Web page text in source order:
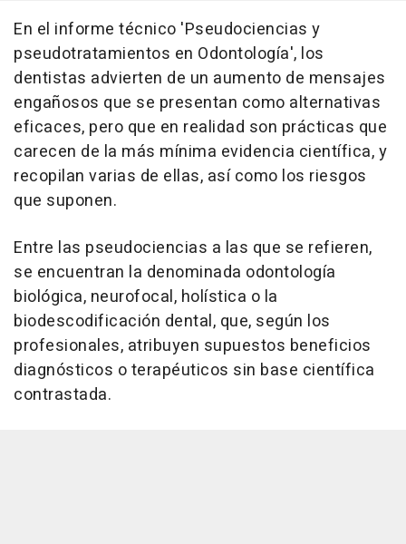
En el informe técnico 'Pseudociencias y
pseudotratamientos en Odontología', los
dentistas advierten de un aumento de mensajes
engañosos que se presentan como alternativas
eficaces, pero que en realidad son prácticas que
carecen de la más mínima evidencia científica, y
recopilan varias de ellas, así como los riesgos
que suponen.
Entre las pseudociencias a las que se refieren,
se encuentran la denominada odontología
biológica, neurofocal, holística o la
biodescodificación dental, que, según los
profesionales, atribuyen supuestos beneficios
diagnósticos o terapéuticos sin base científica
contrastada.